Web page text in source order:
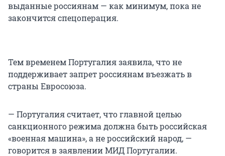
выданные россиянам — как минимум, пока не
закончится спецоперация.
Тем временем Португалия заявила, что не
поддерживает запрет россиянам въезжать в
страны Евросоюза.
— Португалия считает, что главной целью
санкционного режима должна быть российская
«военная машина», а не российский народ, —
говорится в заявлении МИД Португалии.